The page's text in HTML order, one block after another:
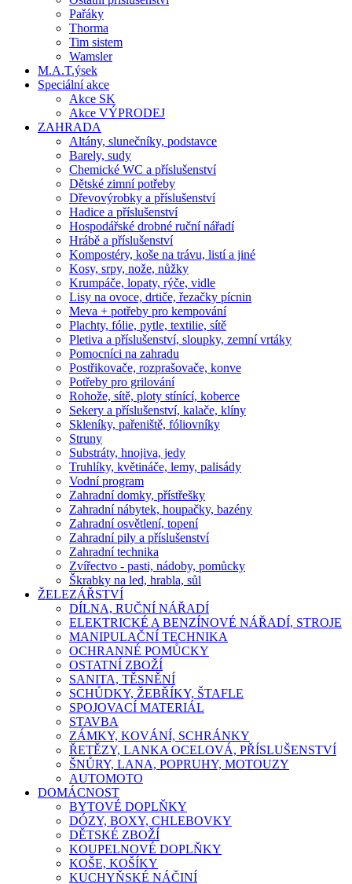
Pařáky
Thorma
Tim sistem
Wamsler
M.A.T.ýsek
Speciální akce
Akce SK
Akce VÝPRODEJ
ZAHRADA
Altány, slunečníky, podstavce
Barely, sudy
Chemické WC a příslušenství
Dětské zimní potřeby
Dřevovýrobky a příslušenství
Hadice a příslušenství
Hospodářské drobné ruční nářadí
Hrábě a příslušenství
Kompostéry, koše na trávu, listí a jiné
Kosy, srpy, nože, nůžky
Krumpáče, lopaty, rýče, vidle
Lisy na ovoce, drtiče, řezačky pícnin
Meva + potřeby pro kempování
Plachty, fólie, pytle, textilie, sítě
Pletiva a příslušenství, sloupky, zemní vrtáky
Pomocníci na zahradu
Postřikovače, rozprašovače, konve
Potřeby pro grilování
Rohože, sítě, ploty stínící, koberce
Sekery a příslušenství, kalače, klíny
Skleníky, pařeniště, fóliovníky
Struny
Substráty, hnojiva, jedy
Truhlíky, květináče, lemy, palisády
Vodní program
Zahradní domky, přístřešky
Zahradní nábytek, houpačky, bazény
Zahradní osvětlení, topení
Zahradní pily a příslušenství
Zahradní technika
Zvířectvo - pasti, nádoby, pomůcky
Škrabky na led, hrabla, sůl
ŽELEZÁŘSTVÍ
DÍLNA, RUČNÍ NÁŘADÍ
ELEKTRICKÉ A BENZÍNOVÉ NÁŘADÍ, STROJE
MANIPULAČNÍ TECHNIKA
OCHRANNÉ POMŮCKY
OSTATNÍ ZBOŽÍ
SANITA, TĚSNĚNÍ
SCHŮDKY, ŽEBŘÍKY, ŠTAFLE
SPOJOVACÍ MATERIÁL
STAVBA
ZÁMKY, KOVÁNÍ, SCHRÁNKY
ŘETĚZY, LANKA OCELOVÁ, PŘÍSLUŠENSTVÍ
ŠNŮRY, LANA, POPRUHY, MOTOUZY
AUTOMOTO
DOMÁCNOST
BYTOVÉ DOPLŇKY
DÓZY, BOXY, CHLEBOVKY
DĚTSKÉ ZBOŽÍ
KOUPELNOVÉ DOPLŇKY
KOŠE, KOŠÍKY
KUCHYŇSKÉ NÁČINÍ